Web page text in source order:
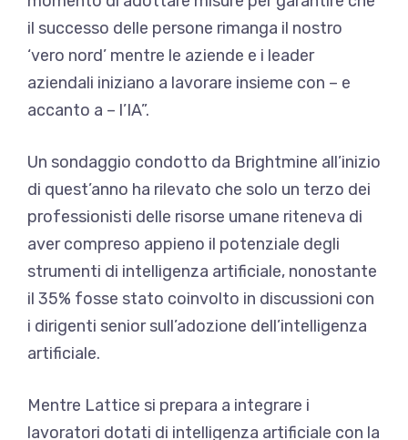
il successo delle persone rimanga il nostro
‘vero nord’ mentre le aziende e i leader
aziendali iniziano a lavorare insieme con – e
accanto a – l’IA”.
Un sondaggio condotto da Brightmine all’inizio
di quest’anno ha rilevato che solo un terzo dei
professionisti delle risorse umane riteneva di
aver compreso appieno il potenziale degli
strumenti di intelligenza artificiale, nonostante
il 35% fosse stato coinvolto in discussioni con
i dirigenti senior sull’adozione dell’intelligenza
artificiale.
Mentre Lattice si prepara a integrare i
lavoratori dotati di intelligenza artificiale con la